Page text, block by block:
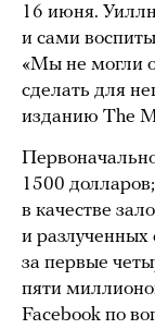
16 июня.
и сами
«Мы не могли
сделать для
изданию The
1500
в качестве
и разлученных
за первые
пяти
Facebook по